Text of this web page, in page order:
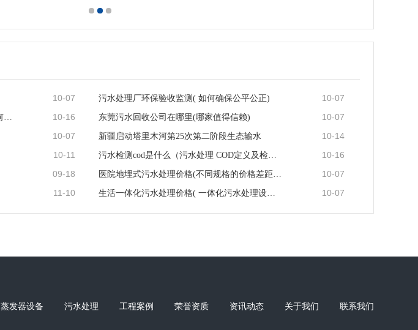
10-07 污水处理厂环保验收监测( 如何确保公平公正) 10-07
城镇污水处理厂污泥处置(城镇污水厂该何去何从) 10-16 东莞污水回收公司在哪里(哪家值得信赖) 10-07
10-07 新疆启动塔里木河第25次第二阶段生态输水 10-14
10-11 污水检测cod是什么（污水处理 COD定义及检测方法） 10-16
09-18 医院地埋式污水处理价格(不同规格的价格差距大吗) 10-07
11-10 生活一体化污水处理价格( 一体化污水处理设备价格怎么样··· 10-07
蒸发器设备 污水处理 工程案例 荣誉资质 资讯动态 关于我们 联系我们